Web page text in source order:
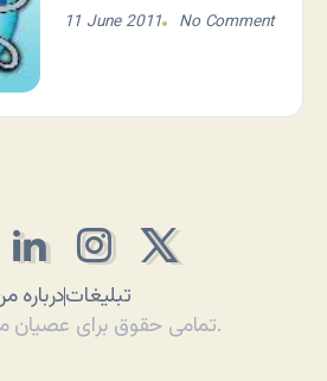
11 June 2011 No Comment
دربارهتبلیغات
تمامی حقوق برای عصیان محفوظ است.